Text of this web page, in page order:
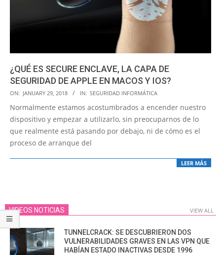
¿QUÉ ES SECURE ENCLAVE, LA CAPA DE
SEGURIDAD DE APPLE EN MACOS Y IOS?
2018-
01-
29
ON: JANUARY 29, 2018 IN: SEGURIDAD INFORMÁTICA
Normalmente estamos acostumbrados a encender nuestro
dispositivo y empezar a utilizarlo, sin preocuparnos de lo
que realmente está pasando por debajo, ni de cómo es el
proceso de arranque del
LEER MÁS
VIDEOS NOTICIAS VIEW ALL
TUNNELCRACK: SE DESCUBRIERON DOS
VULNERABILIDADES GRAVES EN LAS VPN QUE
HABÍAN ESTADO INACTIVAS DESDE 1996